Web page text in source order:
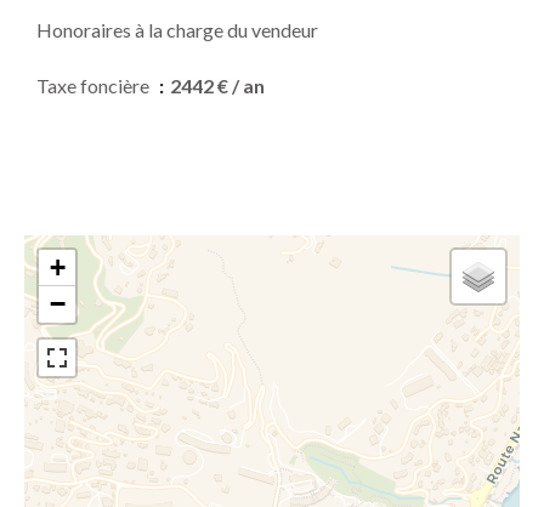
Honoraires à la charge du vendeur
Taxe foncière 2442 € / an
+
−